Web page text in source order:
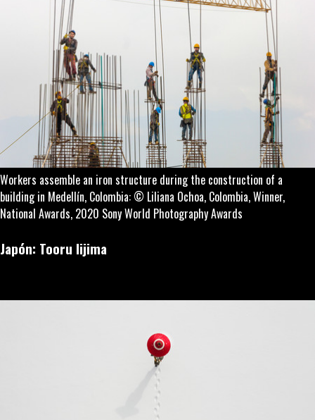
Workers assemble an iron structure during the construction of a
building in Medellín, Colombia: © Liliana Ochoa, Colombia, Winner,
National Awards, 2020 Sony World Photography Awards
Japón: Tooru Iijima